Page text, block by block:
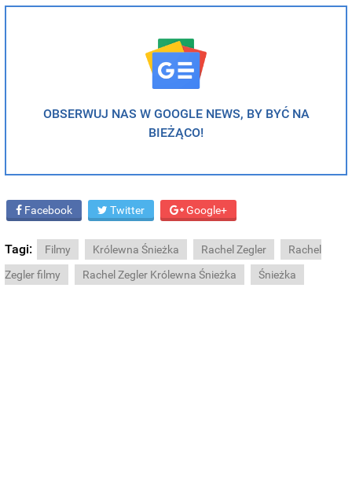
OBSERWUJ NAS W GOOGLE NEWS, BY BYĆ NA
BIEŻĄCO!
Facebook Twitter Google+
Tagi: Filmy Królewna Śnieżka Rachel Zegler
Rachel
Zegler filmy
Rachel Zegler Królewna Śnieżka Śnieżka